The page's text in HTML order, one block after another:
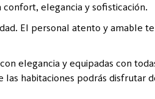
elegancia y sofisticación.
El personal atento y amable
elegancia y equipadas con
habitaciones podrás disfrutar